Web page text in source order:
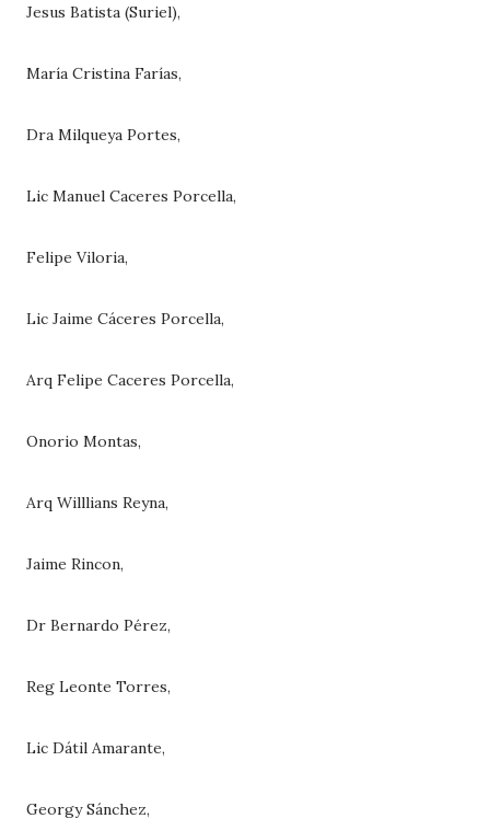
Jesus Batista (Suriel),
María Cristina Farías,
Dra Milqueya Portes,
Lic Manuel Caceres Porcella,
Felipe Viloria,
Lic Jaime Cáceres Porcella,
Arq Felipe Caceres Porcella,
Onorio Montas,
Arq Willlians Reyna,
Jaime Rincon,
Dr Bernardo Pérez,
Reg Leonte Torres,
Lic Dátil Amarante,
Georgy Sánchez,